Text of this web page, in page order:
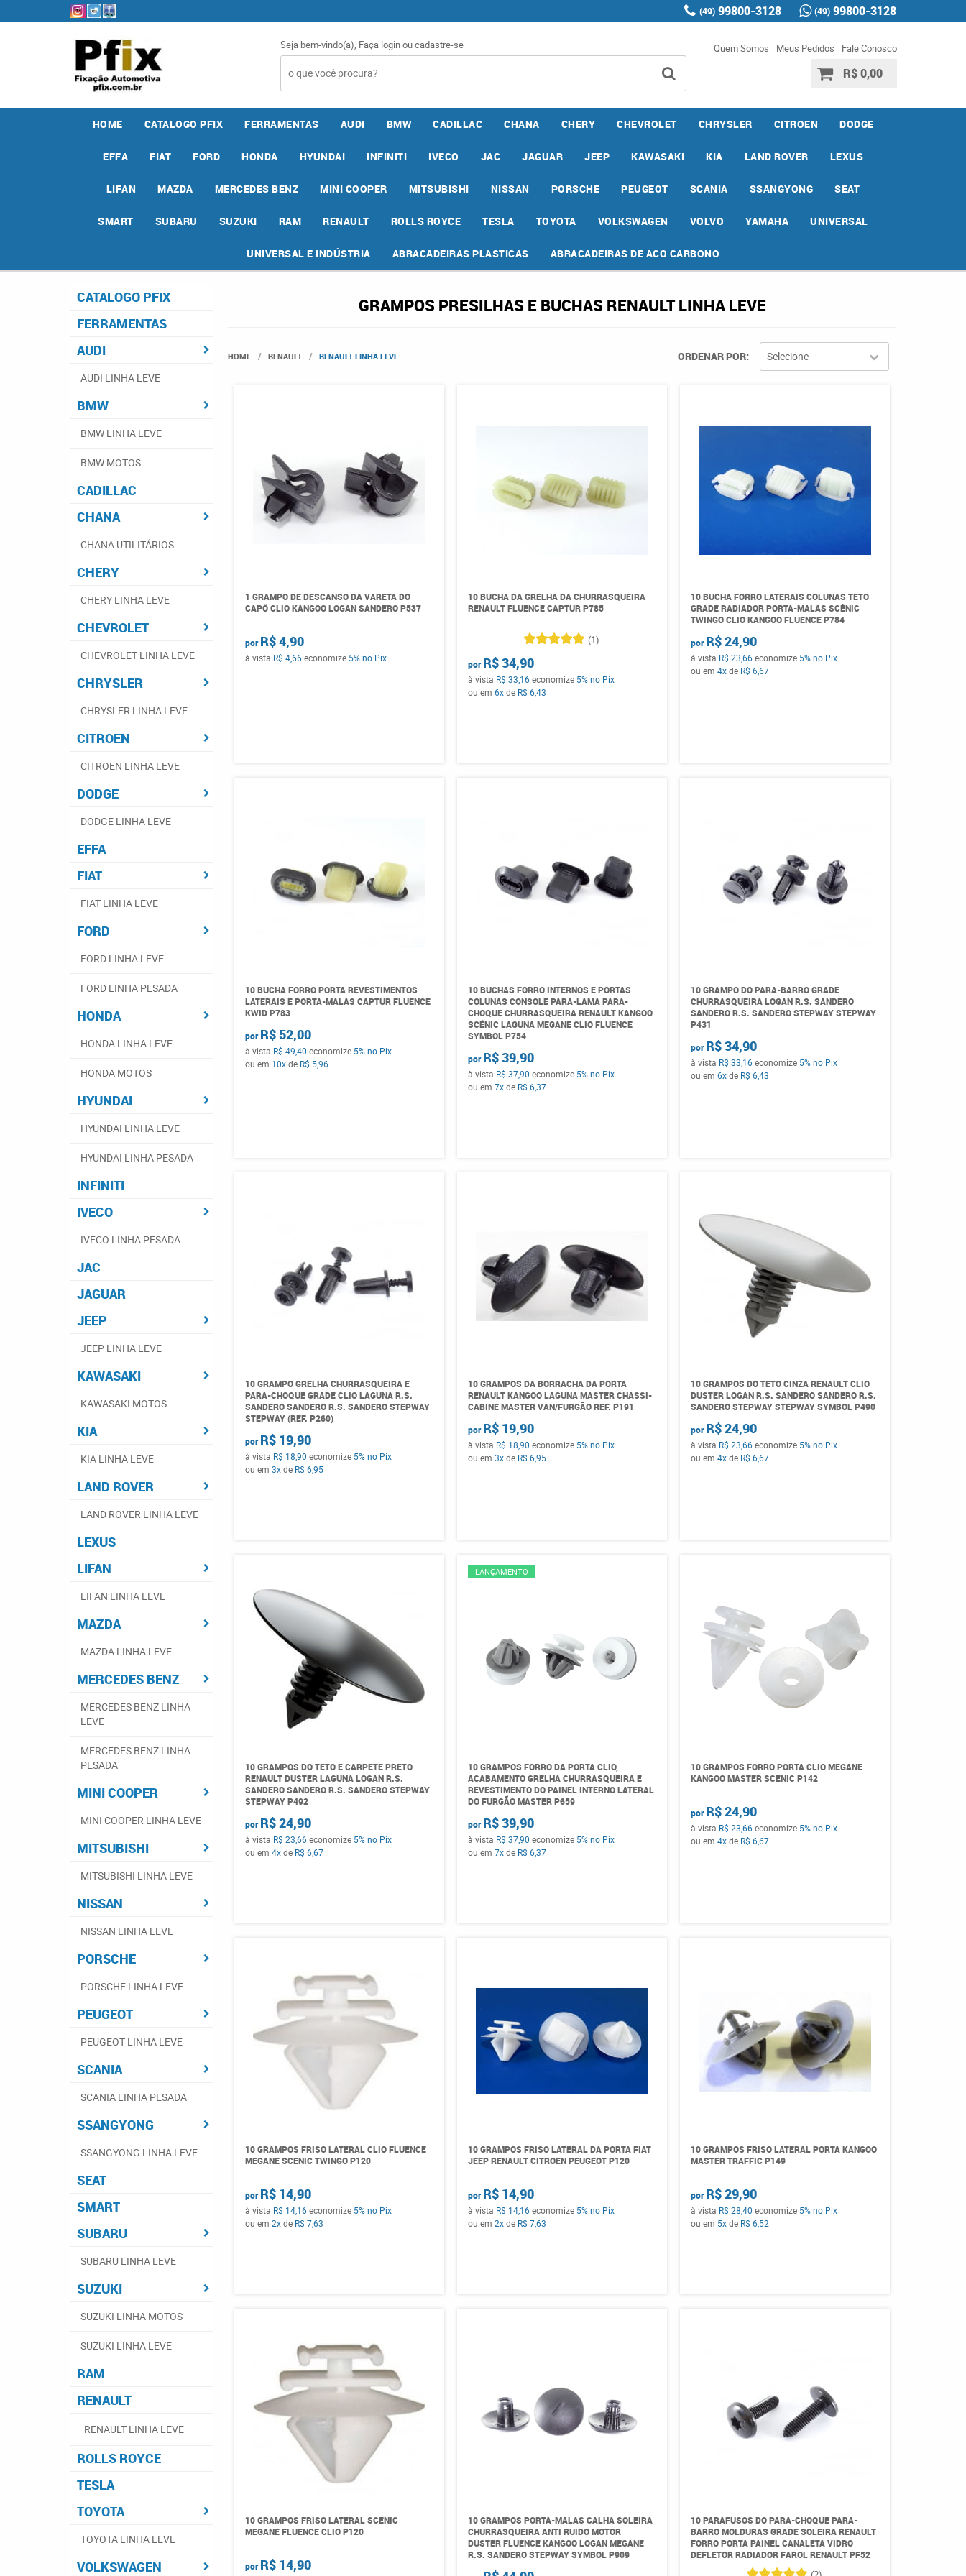
(49) 99800-3128 (49) 99800-3128
Seja bem-vindo(a), Faça loginoucadastre-se Quem Somos Meus Pedidos Fale Conosco
R$ 0,00
HOME CATALOGO PFIX FERRAMENTAS AUDI BMW CADILLAC CHANA CHERY CHEVROLET CHRYSLER CITROEN DODGE
EFFA FIAT FORD HONDA HYUNDAI INFINITI IVECO JAC JAGUAR JEEP KAWASAKI KIA LAND ROVER LEXUS
LIFAN MAZDA MERCEDES BENZ MINI COOPER MITSUBISHI NISSAN PORSCHE PEUGEOT SCANIA SSANGYONG SEAT
SMART SUBARU SUZUKI RAM RENAULT ROLLS ROYCE TESLA TOYOTA VOLKSWAGEN VOLVO YAMAHA UNIVERSAL
UNIVERSAL E INDÚSTRIA ABRACADEIRAS PLASTICAS ABRACADEIRAS DE ACO CARBONO
CATALOGO PFIX
FERRAMENTAS
AUDI
AUDI LINHA LEVE
BMW
BMW LINHA LEVE
BMW MOTOS
CADILLAC
CHANA
CHANA UTILITÁRIOS
CHERY
CHERY LINHA LEVE
CHEVROLET
CHEVROLET LINHA LEVE
CHRYSLER
CHRYSLER LINHA LEVE
CITROEN
CITROEN LINHA LEVE
DODGE
DODGE LINHA LEVE
EFFA
FIAT
FIAT LINHA LEVE
FORD
FORD LINHA LEVE
FORD LINHA PESADA
HONDA
HONDA LINHA LEVE
HONDA MOTOS
HYUNDAI
HYUNDAI LINHA LEVE
HYUNDAI LINHA PESADA
INFINITI
IVECO
IVECO LINHA PESADA
JAC
JAGUAR
JEEP
JEEP LINHA LEVE
KAWASAKI
KAWASAKI MOTOS
KIA
KIA LINHA LEVE
LAND ROVER
LAND ROVER LINHA LEVE
LEXUS
LIFAN
LIFAN LINHA LEVE
MAZDA
MAZDA LINHA LEVE
MERCEDES BENZ
MERCEDES BENZ LINHA
LEVE
MERCEDES BENZ LINHA
PESADA
MINI COOPER
MINI COOPER LINHA LEVE
MITSUBISHI
MITSUBISHI LINHA LEVE
NISSAN
NISSAN LINHA LEVE
PORSCHE
PORSCHE LINHA LEVE
PEUGEOT
PEUGEOT LINHA LEVE
SCANIA
SCANIA LINHA PESADA
SSANGYONG
SSANGYONG LINHA LEVE
SEAT
SMART
SUBARU
SUBARU LINHA LEVE
SUZUKI
SUZUKI LINHA MOTOS
SUZUKI LINHA LEVE
RAM
RENAULT
RENAULT LINHA LEVE
ROLLS ROYCE
TESLA
TOYOTA
TOYOTA LINHA LEVE
VOLKSWAGEN
GRAMPOS PRESILHAS E BUCHAS RENAULT LINHA LEVE
HOME RENAULT RENAULT LINHA LEVE ORDENAR POR Selecione
1 GRAMPO DE DESCANSO DA VARETA DO
CAPÔ CLIO KANGOO LOGAN SANDERO P537
por R$ 4,90
à vista R$ 4,66economize 5% no Pix
10 BUCHA DA GRELHA DA CHURRASQUEIRA
RENAULT FLUENCE CAPTUR P785
(1)
por R$ 34,90
à vista R$ 33,16economize 5% no Pix
ou em6xde R$ 6,43
10 BUCHA FORRO LATERAIS COLUNAS TETO
GRADE RADIADOR PORTA-MALAS SCÉNIC
TWINGO CLIO KANGOO FLUENCE P784
por R$ 24,90
à vista R$ 23,66economize 5% no Pix
ou em4xde R$ 6,67
10 BUCHA FORRO PORTA REVESTIMENTOS
LATERAIS E PORTA-MALAS CAPTUR FLUENCE
KWID P783
por R$ 52,00
à vista R$ 49,40 economize 5% no Pix
ou em 10xde R$ 5,96
10 BUCHAS FORRO INTERNOS E PORTAS
COLUNAS CONSOLE PARA-LAMA PARA-
CHOQUE CHURRASQUEIRA RENAULT KANGOO
SCÉNIC LAGUNA MEGANE CLIO FLUENCE
SYMBOL P754
por R$ 39,90
à vista R$ 37,90 economize 5% no Pix
ou em7xde R$ 6,37
10 GRAMPO DO PARA-BARRO GRADE
CHURRASQUEIRA LOGAN R.S. SANDERO
SANDERO R.S. SANDERO STEPWAY STEPWAY
P431
por R$ 34,90
à vista R$ 33,16economize 5% no Pix
ou em6xde R$ 6,43
10 GRAMPO GRELHA CHURRASQUEIRA E
PARA-CHOQUE GRADE CLIO LAGUNA R.S.
SANDERO SANDERO R.S. SANDERO STEPWAY
STEPWAY (REF. P260)
por R$ 19,90
à vista R$ 18,90 economize 5% no Pix
ou em3xde R$ 6,95
10 GRAMPOS DA BORRACHA DA PORTA
RENAULT KANGOO LAGUNA MASTER CHASSI-
CABINE MASTER VAN/FURGÃO REF. P191
por R$ 19,90
à vista R$ 18,90 economize 5% no Pix
ou em3xde R$ 6,95
10 GRAMPOS DO TETO CINZA RENAULT CLIO
DUSTER LOGAN R.S. SANDERO SANDERO R.S.
SANDERO STEPWAY STEPWAY SYMBOL P490
por R$ 24,90
à vista R$ 23,66economize 5% no Pix
ou em4xde R$ 6,67
10 GRAMPOS DO TETO E CARPETE PRETO
RENAULT DUSTER LAGUNA LOGAN R.S.
SANDERO SANDERO R.S. SANDERO STEPWAY
STEPWAY P492
por R$ 24,90
à vista R$ 23,66economize 5% no Pix
ou em4xde R$ 6,67
LANÇAMENTO
10 GRAMPOS FORRO DA PORTA CLIO,
ACABAMENTO GRELHA CHURRASQUEIRA E
REVESTIMENTO DO PAINEL INTERNO LATERAL
DO FURGÃO MASTER P659
por R$ 39,90
à vista R$ 37,90 economize 5% no Pix
ou em7xde R$ 6,37
10 GRAMPOS FORRO PORTA CLIO MEGANE
KANGOO MASTER SCENIC P142
por R$ 24,90
à vista R$ 23,66economize 5% no Pix
ou em4xde R$ 6,67
10 GRAMPOS FRISO LATERAL CLIO FLUENCE
MEGANE SCENIC TWINGO P120
por R$ 14,90
à vista R$ 14,16economize 5% no Pix
ou em2xde R$ 7,63
10 GRAMPOS FRISO LATERAL DA PORTA FIAT
JEEP RENAULT CITROEN PEUGEOT P120
por R$ 14,90
à vista R$ 14,16economize 5% no Pix
ou em2xde R$ 7,63
10 GRAMPOS FRISO LATERAL PORTA KANGOO
MASTER TRAFFIC P149
por R$ 29,90
à vista R$ 28,40 economize 5% no Pix
ou em 5xde R$ 6,52
10 GRAMPOS FRISO LATERAL SCENIC
MEGANE FLUENCE CLIO P120
por R$ 14,90
10 GRAMPOS PORTA-MALAS CALHA SOLEIRA
CHURRASQUEIRA ANTI RUIDO MOTOR
DUSTER FLUENCE KANGOO LOGAN MEGANE
R.S. SANDERO STEPWAY SYMBOL P909
10 PARAFUSOS DO PARA-CHOQUE PARA-
BARRO MOLDURAS GRADE SOLEIRA RENAULT
FORRO PORTA PAINEL CANALETA VIDRO
DEFLETOR RADIADOR FAROL RENAULT PF52